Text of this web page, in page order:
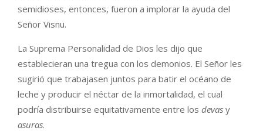
semidioses, entonces, fueron a implorar la ayuda del
Señor Visnu.
La Suprema Personalidad de Dios les dijo que
establecieran una tregua con los demonios. El Señor les
sugirió que trabajasen juntos para batir el océano de
leche y producir el néctar de la inmortalidad, el cual
podría distribuirse equitativamente entre los devas y
asuras.